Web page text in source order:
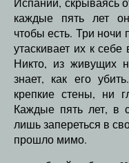
каждые пять лет
чтобы есть. Три
утаскивает их к
Никто, из живущих
знает, как его
крепкие стены, ни
Каждые пять лет, в
лишь запереться в
прошло мимо.